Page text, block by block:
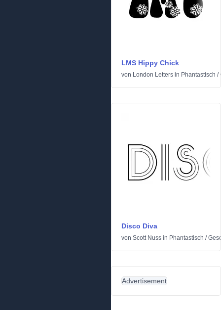
LMS Hippy Chick
von London Letters in Phantastisch /
Disco Diva
von Scott Nuss in Phantastisch /
Advertisement